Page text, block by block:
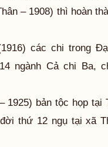
– 1908) thì hoàn
các chi trong
ngành Cả chi Ba,
1925) bản tộc họp tại
thứ 12 ngụ tại xã